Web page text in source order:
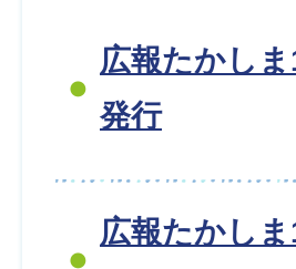
広報たかし
発行
広報たかし